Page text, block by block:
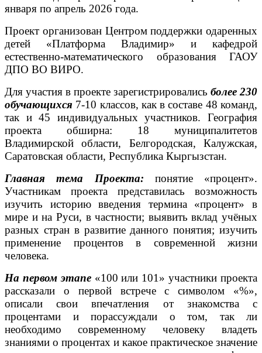
января по апрель 2026 года.
Проект организован Центром поддержки одаренных
детей «Платформа Владимир» и кафедрой
естественно-математического образования ГАОУ
ДПО ВО ВИРО.
Для участия в проекте зарегистрировались более 230
обучающихся 7-10 классов, как в составе 48 команд,
так и 45 индивидуальных участников. География
проекта обширна: 18 муниципалитетов
Владимирской области, Белгородская, Калужская,
Саратовская области, Республика Кыргызстан.
Главная тема Проекта: понятие «процент».
Участникам проекта представилась возможность
изучить историю введения термина «процент» в
мире и на Руси, в частности; выявить вклад учёных
разных стран в развитие данного понятия; изучить
применение процентов в современной жизни
человека.
На первом этапе«100 или 101» участники проекта
рассказали о первой встрече с символом «%»,
описали свои впечатления от знакомства с
процентами и порассуждали о том, так ли
необходимо современному человеку владеть
знаниями о процентах и какое практическое значение